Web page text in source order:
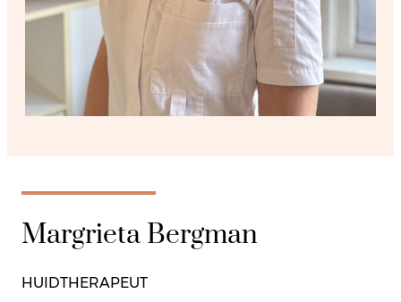
Margrieta Bergman
HUIDTHERAPEUT